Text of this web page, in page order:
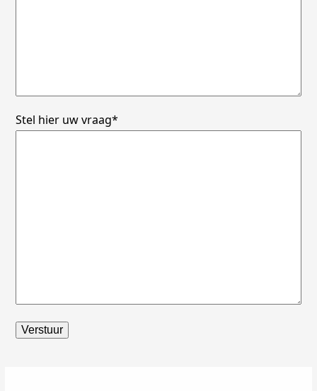
Stel hier uw vraag*